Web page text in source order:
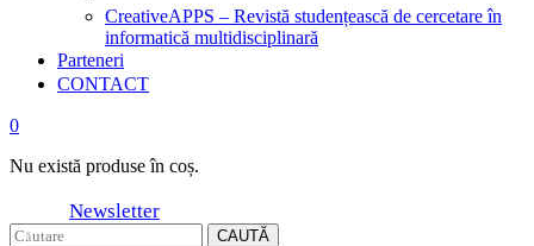
CreativeAPPS – Revistă studențească de cercetare în
informatică multidisciplinară
Parteneri
CONTACT
0
Nu există produse în coș.
Newsletter
CAUTĂ